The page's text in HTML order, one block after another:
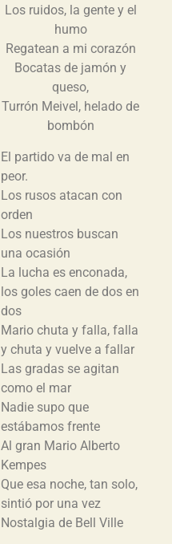
Los ruidos, la gente y el
humo
Regatean a mi corazón
Bocatas de jamón y
queso,
Turrón Meivel, helado de
bombón
El partido va de mal en
peor.
Los rusos atacan con
orden
Los nuestros buscan
una ocasión
La lucha es enconada,
los goles caen de dos en
dos
Mario chuta y falla, falla
y chuta y vuelve a fallar
Las gradas se agitan
como el mar
Nadie supo que
estábamos frente
Al gran Mario Alberto
Kempes
Que esa noche, tan solo,
sintió por una vez
Nostalgia de Bell Ville